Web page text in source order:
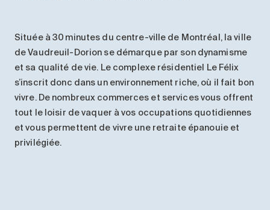
Emplois
À propos
Nouvelles
FAQ
Rechercher&nbsp;:
Située à30 minutes du centre-ville de Montréal, la ville
de Vaudreuil- Dorion se démarque par son dynamisme
et sa qualité de vie. Le complexe résidentiel Le Félix
s’inscrit donc dans un environnement riche, où il fait bon
vivre. De nombreux commerces et services vous offrent
tout le loisir de vaquer à vos occupations quotidiennes
et vous permettent de vivre une retraite épanouieet
privilégiée.